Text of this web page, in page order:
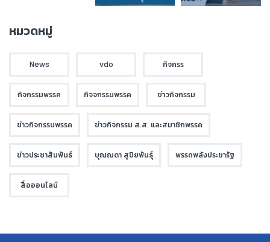
หมวดหมู่
News vdo กิจกรร
กิจกรรมพรรค กิจจกรรมพรรค ข่าวกิจกรรม
ข่าวกิจกรรมพรรค ข่าวกิจกรรม ส.ส. และสมาชิกพรรค
ข่าวประชาสัมพันธ์ บุณณดา สุปิยพันธุ์ พรรคพลังประชารัฐ
สื่อออนไลน์